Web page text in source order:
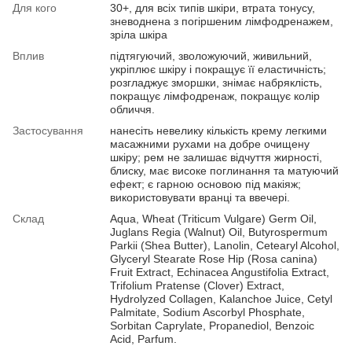
Для кого
30+, для всіх типів шкіри, втрата тонусу,
зневоднена з погіршеним лімфодренажем,
зріла шкіра
Вплив
підтягуючий, зволожуючий, живильний,
укріплює шкіру і покращує її еластичність;
розгладжує зморшки, знімає набряклість,
покращує лімфодренаж, покращує колір
обличчя.
Застосування
нанесіть невелику кількість крему легкими
масажними рухами на добре очищену
шкіру; рем не залишає відчуття жирності,
блиску, має високе поглинання та матуючий
ефект; є гарною основою під макіяж;
використовувати вранці та ввечері.
Склад
Aqua, Wheat (Triticum Vulgare) Germ Oil,
Juglans Regia (Walnut) Oil, Butyrospermum
Parkii (Shea Butter), Lanolin, Cetearyl Alcohol,
Glyceryl Stearate Rose Hip (Rosa canina)
Fruit Extract, Echinacea Angustifolia Extract,
Trifolium Pratense (Clover) Extract,
Hydrolyzed Collagen, Kalanchoe Juice, Cetyl
Palmitate, Sodium Ascorbyl Phosphate,
Sorbitan Caprylate, Propanediol, Benzoic
Acid, Parfum.